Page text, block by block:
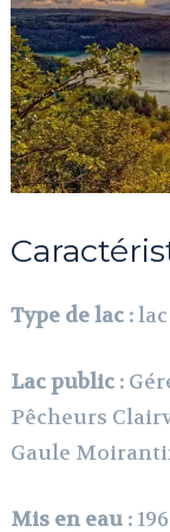
Type de lac :
Lac public :
Pêcheurs
Gaule
Mis en eau :